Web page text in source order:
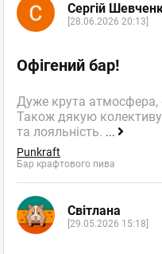
Сергій
[28.06.2026 20:13]
Офігений бар!
Дуже крута атмосфера,
Також дякую
та лояльність. ...
Punkraft
Бар крафтового пива
Світлана
[29.05.2026 15:18]